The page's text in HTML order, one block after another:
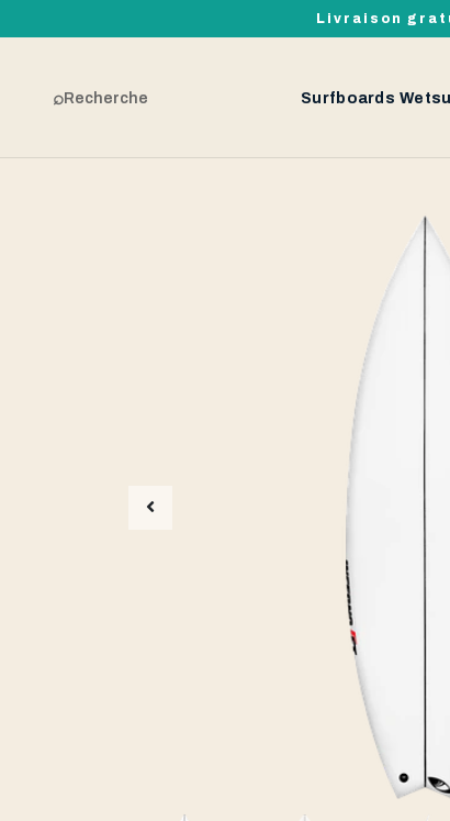
Livraison
⌕Recherche Surfboards